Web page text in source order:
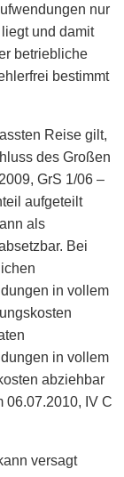
nur
und damit
betriebliche
bestimmt
Reise gilt,
des Großen
GrS 1/06 –
aufgeteilt
als
Bei
in vollem
in vollem
abziehbar
06.07.2010, IV C
versagt